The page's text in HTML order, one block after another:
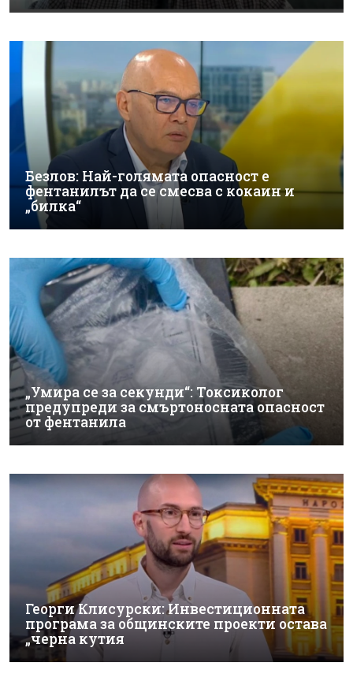
Безлов: Най-голямата опасност е
фентанилът да се смесва с кокаин и
„билка“
„Умира се за секунди“: Токсиколог
предупреди за смъртоносната опасност
от фентанила
Георги Клисурски: Инвестиционната
програма за общинските проекти остава
„черна кутия